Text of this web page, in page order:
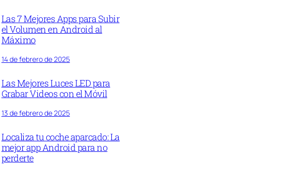
Las 7 Mejores Apps para Subir
el Volumen en Android al
Máximo
14 de febrero de 2025
Las Mejores Luces LED para
Grabar Videos con el Móvil
13 de febrero de 2025
Localiza tu coche aparcado: La
mejor app Android para no
perderte